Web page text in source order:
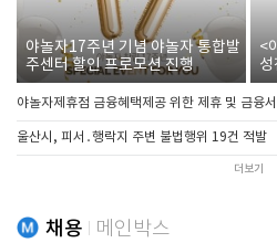
야놀자17주년 기념 야놀자 통합발
주센터 할인 프로모션 진행
<
야놀자제휴점 금융혜택제공 위한 제휴 및 금융서
울산시, 피서․행락지 주변 불법행위 19건 적발
더보기
채용 메인박스